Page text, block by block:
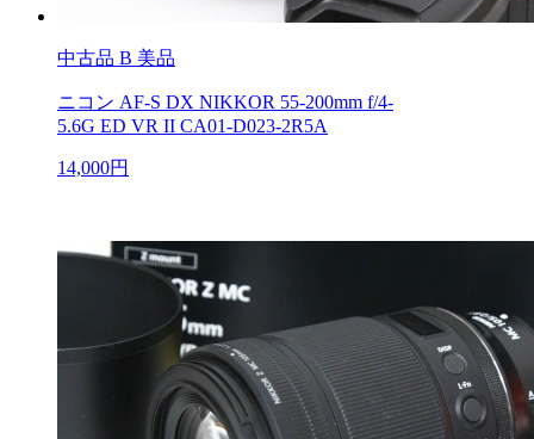
中古品 B 美品
ニコン AF-S DX NIKKOR 55-200mm f/4-
5.6G ED VR II CA01-D023-2R5A
14,000円